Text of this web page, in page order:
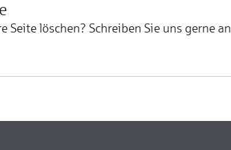
Seite löschen? Schreiben Sie uns gerne an